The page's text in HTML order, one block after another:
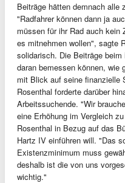
Beiträge hätten demnach alle
"Radfahrer können dann ja
müssen für ihr Rad auch
es mitnehmen wollen", sagte
solidarisch. Die Beiträge
daran bemessen können, wie
mit Blick auf seine finanzielle
Rosenthal forderte darüber
Arbeitssuchende. "Wir
eine Erhöhung im Vergleich
Rosenthal in Bezug auf das
Hartz IV einführen will. "Das
Existenzminimum muss
deshalb ist die von uns
wichtig."